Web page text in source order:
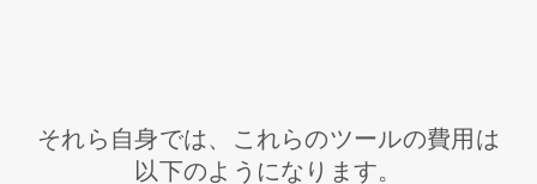
それら自身では、これらのツールの費用は
以下のようになります。